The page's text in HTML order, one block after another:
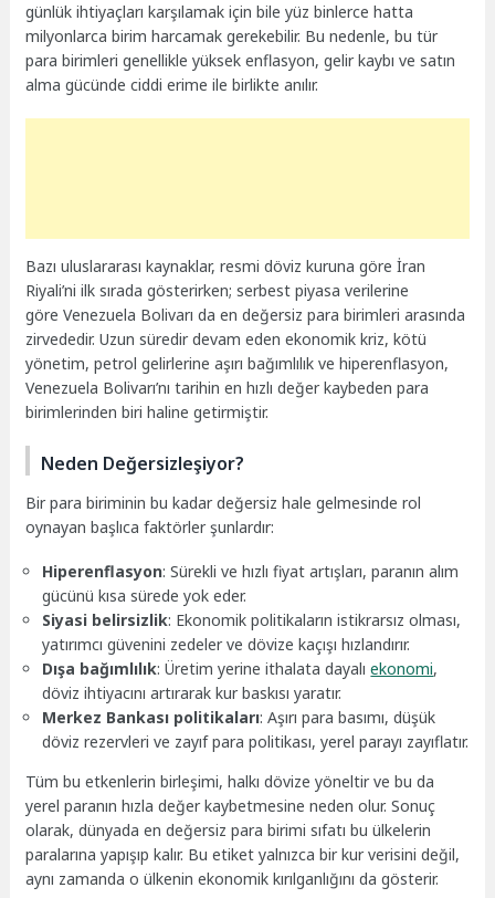
günlük ihtiyaçları karşılamak için bile yüz binlerce hatta
milyonlarca birim harcamak gerekebilir. Bu nedenle, bu tür
para birimleri genellikle yüksek enflasyon, gelir kaybı ve satın
alma gücünde ciddi erime ile birlikte anılır.
Bazı uluslararası kaynaklar, resmi döviz kuruna göre İran
Riyali’ni ilk sırada gösterirken; serbest piyasa verilerine
göre Venezuela Bolivarı da en değersiz para birimleri arasında
zirvededir. Uzun süredir devam eden ekonomik kriz, kötü
yönetim, petrol gelirlerine aşırı bağımlılık ve hiperenflasyon,
Venezuela Bolivarı’nı tarihin en hızlı değer kaybeden para
birimlerinden biri haline getirmiştir.
Neden Değersizleşiyor?
Bir para biriminin bu kadar değersiz hale gelmesinde rol
oynayan başlıca faktörler şunlardır:
Hiperenflasyon: Sürekli ve hızlı fiyat artışları, paranın alım
gücünü kısa sürede yok eder.
Siyasi belirsizlik: Ekonomik politikaların istikrarsız olması,
yatırımcı güvenini zedeler ve dövize kaçışı hızlandırır.
Dışa bağımlılık: Üretim yerine ithalata dayalıekonomi,
döviz ihtiyacını artırarak kur baskısı yaratır.
Merkez Bankası politikaları: Aşırı para basımı, düşük
döviz rezervleri ve zayıf para politikası, yerel parayı zayıflatır.
Tüm bu etkenlerin birleşimi, halkı dövize yöneltir ve bu da
yerel paranın hızla değer kaybetmesine neden olur. Sonuç
olarak, dünyada en değersiz para birimi sıfatı bu ülkelerin
paralarına yapışıp kalır. Bu etiket yalnızca bir kur verisini değil,
aynı zamanda o ülkenin ekonomik kırılganlığını da gösterir.